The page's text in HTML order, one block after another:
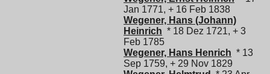
Jan 1771, + 16 Feb 1838
Wegener, Hans (Johann)
Heinrich * 18 Dez 1721, + 3
Feb 1785
Wegener, Hans Henrich * 13
Sep 1759, + 29 Nov 1829